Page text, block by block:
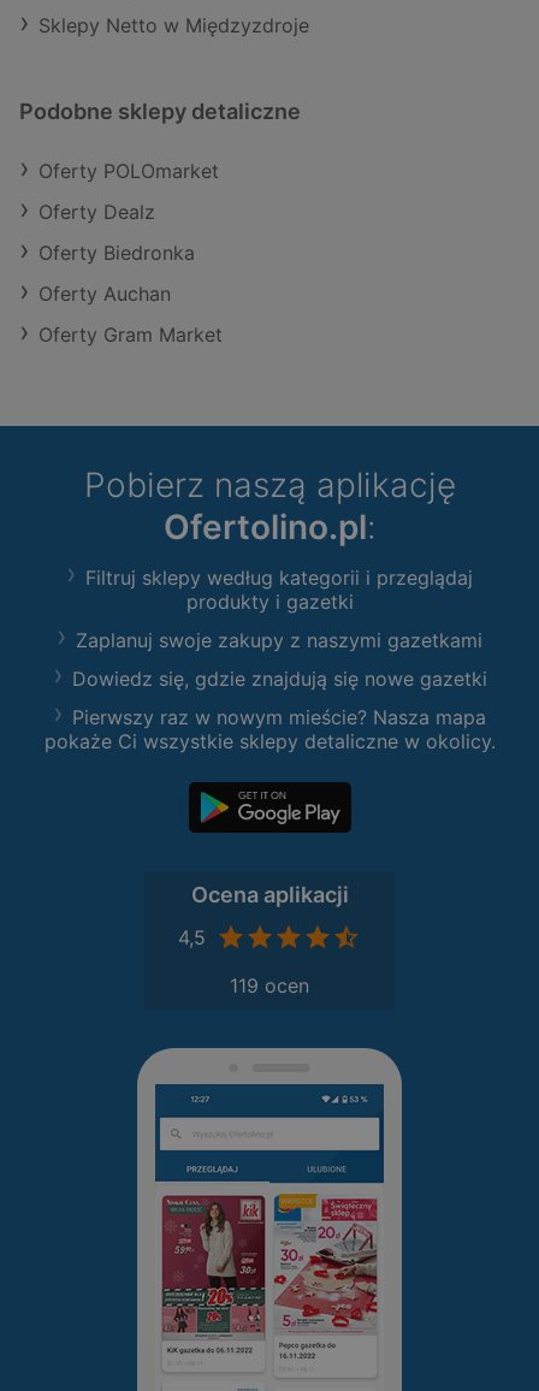
Sklepy Netto w Międzyzdroje
Podobne sklepy detaliczne
Oferty POLOmarket
Oferty Dealz
Oferty Biedronka
Oferty Auchan
Oferty Gram Market
Pobierz naszą aplikację
Ofertolino.pl:
Filtruj sklepy według kategorii i przeglądaj
produkty i gazetki
Zaplanuj swoje zakupy z naszymi gazetkami
Dowiedz się, gdzie znajdują się nowe gazetki
Pierwszy raz w nowym mieście? Nasza mapa
pokaże Ci wszystkie sklepy detaliczne w okolicy.
Ocena aplikacji
4,5
119 ocen